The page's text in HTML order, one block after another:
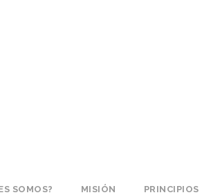
SOMOS? MISIÓN PRINCIPIOS